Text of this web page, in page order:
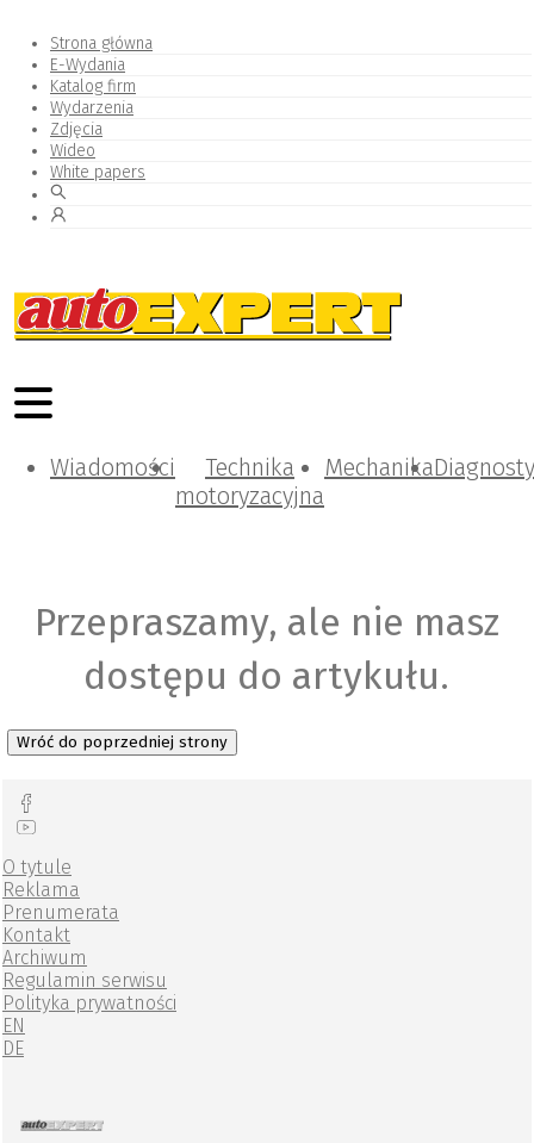
Strona główna
E-Wydania
Katalog firm
Wydarzenia
Zdjęcia
Wideo
White papers
Wiadomości
Technika
motoryzacyjna
Mechanika
Przepraszamy, ale nie masz
dostępu do artykułu.
Wróć do poprzedniej strony
O tytule
Reklama
Prenumerata
Kontakt
Archiwum
Regulamin serwisu
Polityka prywatności
EN
DE